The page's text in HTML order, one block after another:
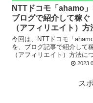
NTTドコモ「ahamo」
ブログで紹介して稼ぐ
（アフィリエイト）方
今回は、NTTドコモ「ahamo
を、ブログ記事で紹介して
（アフィリエイト）方法に
介記事を書いて、アフィリエ
ト報酬を得たいと思っ...ス